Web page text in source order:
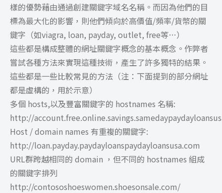
樣的優勢藉由通過創建關鍵字域名名稱。而因為他們的目
標為最大化的影響，則他們傾向於高價值/頻率/貨幣的關
鍵字（如viagra, loan, payday, outlet, free等…）
這些都是構成整體的網址關鍵字概念的基本概念。作弊者
嘗試各種方法來實現這種技術，產生了許多獨特的結果。
這些都是一些比較常見的方法（注：下面提到的部分網址
都是虛構的，用於示意）
多個 hosts,以及豐富關鍵字的 hostnames 名稱:
http://
Host / domain names 有重複的關鍵字:
http://loan.payday.paydayloanspaydayloansusa.com
URL群跨越相同的 domain ，但不同的 hostnames 組成
的關鍵字排列
http://contososhoeswomen.shoesonsale.com/